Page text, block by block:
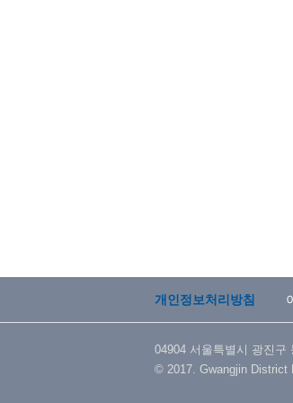
개인정보처리방침
04904 서울특별시 광진
© 2017. Gwangjin District